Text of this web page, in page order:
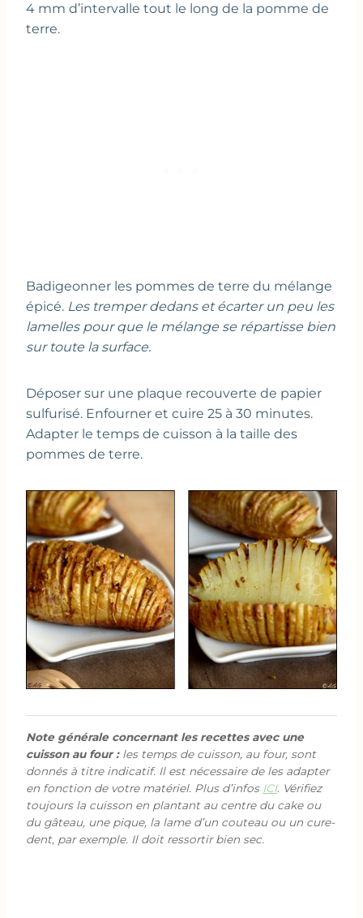
4 mm d’intervalle tout le long de la pomme de
terre.
Badigeonner les pommes de terre du mélange
épicé. Les tremper dedans et écarter un peu les
lamelles pour que le mélange se répartisse bien
sur toute la surface.
Déposer sur une plaque recouverte de papier
sulfurisé. Enfourner et cuire 25 à 30 minutes.
Adapter le temps de cuisson à la taille des
pommes de terre.
Note générale concernant les recettes avec une
cuisson au four :les temps de cuisson, au four, sont
donnés à titre indicatif. Il est nécessaire de les adapter
en fonction de votre matériel. Plus d’infos ICI. Vérifiez
toujours la cuisson en plantant au centre du cake ou
du gâteau, une pique, la lame d’un couteau ou un cure-
dent, par exemple. Il doit ressortir bien sec.